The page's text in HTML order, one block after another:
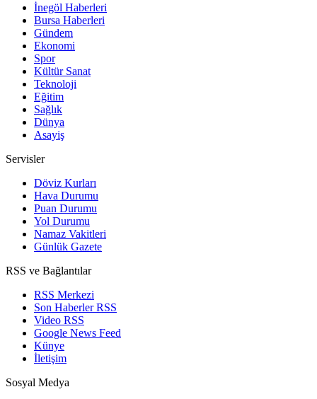
İnegöl Haberleri
Bursa Haberleri
Gündem
Ekonomi
Spor
Kültür Sanat
Teknoloji
Eğitim
Sağlık
Dünya
Asayiş
Servisler
Döviz Kurları
Hava Durumu
Puan Durumu
Yol Durumu
Namaz Vakitleri
Günlük Gazete
RSS ve Bağlantılar
RSS Merkezi
Son Haberler RSS
Video RSS
Google News Feed
Künye
İletişim
Sosyal Medya